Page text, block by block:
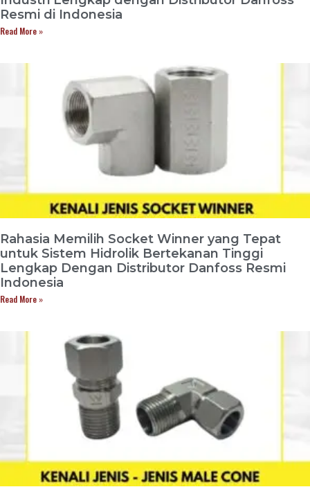
Resmi di Indonesia
Read More »
Rahasia Memilih Socket Winner yang Tepat
untuk Sistem Hidrolik Bertekanan Tinggi
Lengkap Dengan Distributor Danfoss Resmi
Indonesia
Read More »